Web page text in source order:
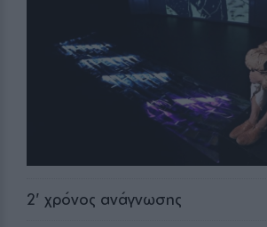
2' χρόνος ανάγνωσης